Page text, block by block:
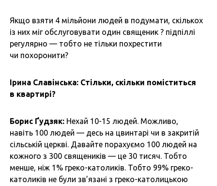
Якщо взяти 4 мільйони людей в подумати, скількох
із них міг обслуговувати один священик ? підпіллі
регулярно — тобто не тільки похрестити
чи похоронити?
Ірина Славінська: Стільки, скільки поміститься
в квартирі?
Борис Ґудзяк: Нехай 10-15 людей. Можливо,
навіть 100 людей — десь на цвинтарі чи в закритій
сільській церкві. Давайте порахуємо 100 людей на
кожного з 300 священиків — це 30 тисяч. Тобто
менше, ніж 1% греко-католиків. Тобто 99% греко-
католиків не були зв’язані з греко-католицькою